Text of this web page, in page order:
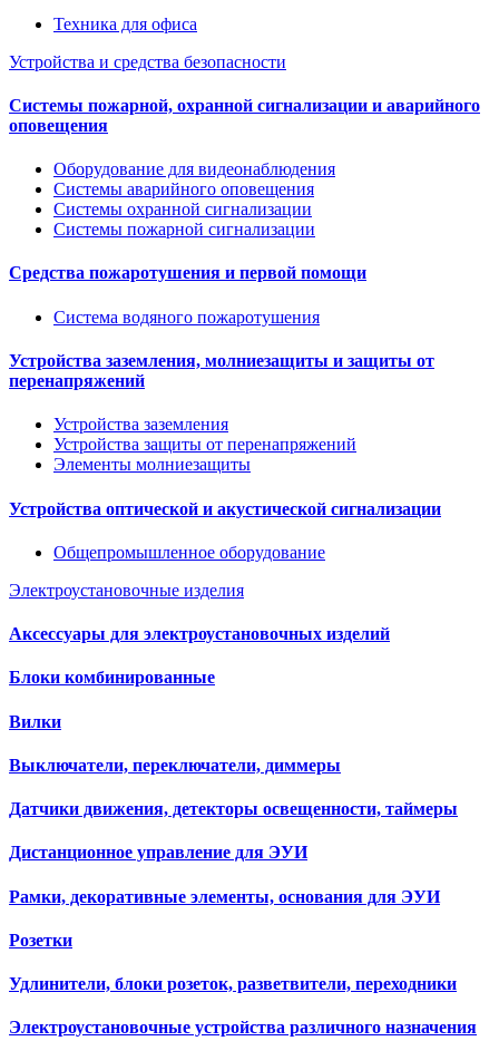
Техника для офиса
Устройства и средства безопасности
Системы пожарной, охранной сигнализации и аварийного
оповещения
Оборудование для видеонаблюдения
Системы аварийного оповещения
Системы охранной сигнализации
Системы пожарной сигнализации
Средства пожаротушения и первой помощи
Система водяного пожаротушения
Устройства заземления, молниезащиты и защиты от
перенапряжений
Устройства заземления
Устройства защиты от перенапряжений
Элементы молниезащиты
Устройства оптической и акустической сигнализации
Общепромышленное оборудование
Электроустановочные изделия
Аксессуары для электроустановочных изделий
Блоки комбинированные
Вилки
Выключатели, переключатели, диммеры
Датчики движения, детекторы освещенности, таймеры
Дистанционное управление для ЭУИ
Рамки, декоративные элементы, основания для ЭУИ
Розетки
Удлинители, блоки розеток, разветвители, переходники
Электроустановочные устройства различного назначения